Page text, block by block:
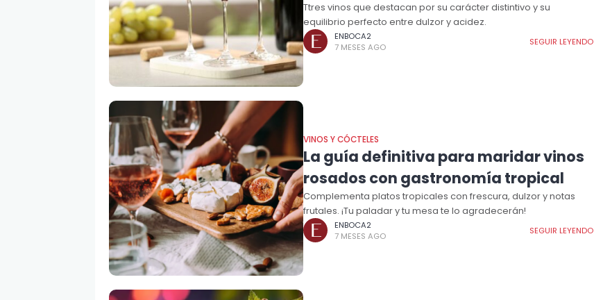
Ttres vinos que destacan por su carácter distintivo y su
equilibrio perfecto entre dulzor y acidez.
ENBOCA2
7 MESES AGO
SEGUIR LEYENDO
VINOS Y CÓCTELES
La guía definitiva para maridar vinos
rosados con gastronomía tropical
Complementa platos tropicales con frescura, dulzor y notas
frutales. ¡Tu paladar y tu mesa te lo agradecerán!
ENBOCA2
7 MESES AGO
SEGUIR LEYENDO